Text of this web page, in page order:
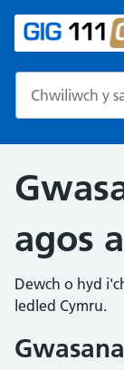
agos
Dewch o hyd
ledled Cymru.